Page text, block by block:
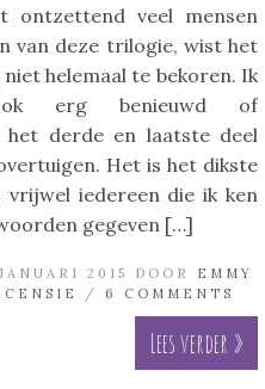
ontzettend veel mensen
van deze trilogie, wist het
helemaal te bekoren. Ik
erg benieuwd of
het derde en laatste deel
Het is het dikste
vrijwel iedereen die ik ken
gegeven […]
2015 DOOR
EMMY
/ 6 COMMENTS
Lees verder »